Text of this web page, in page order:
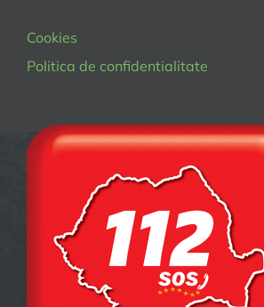
Cookies
Politica de confidentialitate